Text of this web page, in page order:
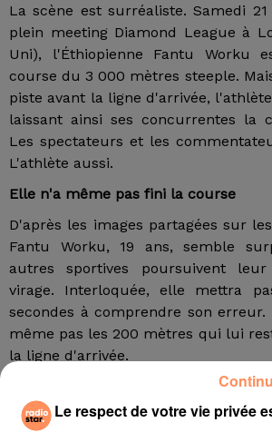
La scène est surréaliste. Samedi
plein meeting Diamond League à
Uni), l'Éthiopienne Fantu Worku
course du 3 000 mètres steeple.
piste avant la ligne d'arrivée,
laissant ainsi ses concurrentes la
Les spectateurs et les
L'athlète aussi.
Elle n'a même pas fini la course
D'après les images partagées sur
Fantu Worku, 19 ans, semble
autres sportives poursuivent
virage. Interloquée, elle mettra
secondes à comprendre son
même pas les 200 mètres qui lui
la ligne d'arrivée.
Les commentateurs ont halluciné
Les consultants de la BBC qui
Le respect de votre vie privée